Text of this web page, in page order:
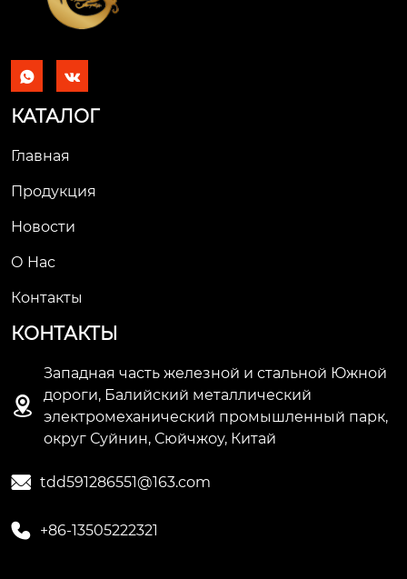
 
КАТАЛОГ
Главная
Продукция
Новости
О Hас
Контакты
КОНТАКТЫ

Западная часть железной и стальной Южной
дороги, Балийский металлический
электромеханический промышленный парк,
округ Суйнин, Сюйчжоу, Китай
 tdd591286551@163.com
 +86-13505222321